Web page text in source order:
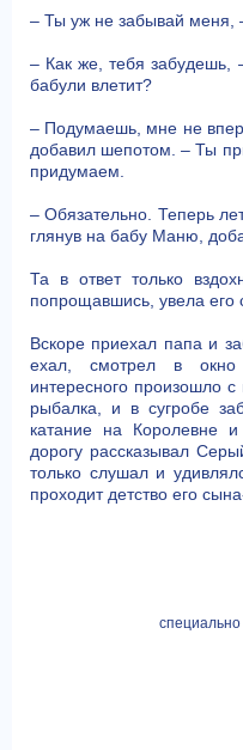
– Ты уж не забывай меня,
– Как же, тебя забудешь,
бабули влетит?
– Подумаешь, мне не
добавил шепотом. – Ты
придумаем.
– Обязательно. Теперь
глянув на бабу Маню,
Та в ответ только
попрощавшись, увела его
Вскоре приехал папа и
ехал, смотрел в окно
интересного произошло
рыбалка, и в сугробе
катание на Королевне
дорогу рассказывал
только слушал и
проходит детство его